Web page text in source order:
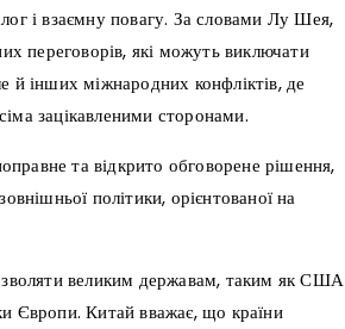
і взаємну повагу. За словами Лу Шея,
переговорів, які можуть виключати
й інших міжнародних конфліктів, де
зацікавленими сторонами.
та відкрито обговорене рішення,
політики, орієнтованої на
великим державам, таким як США
Європи. Китай вважає, що країни